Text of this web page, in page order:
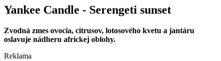
Yankee Candle - Serengeti sunset
Zvodná zmes ovocia, citrusov, lotosového kvetu a jantáru
oslavuje nádheru africkej oblohy.
Reklama